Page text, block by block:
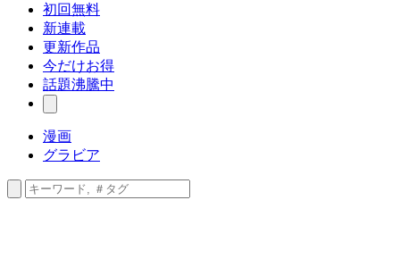
初回無料
新連載
更新作品
今だけお得
話題沸騰中
漫画
グラビア